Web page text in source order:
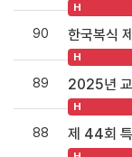
H
90 한국복식
H
89
H
88